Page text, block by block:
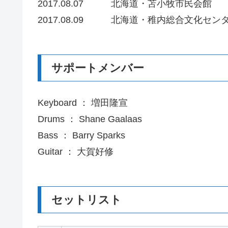
2017.08.07 北海道・苫小牧市民会館
2017.08.09 北海道・稚内総合文化セン
サポートメンバー
Keyboard ： 増田隆宣
Drums ： Shane Gaalaas
Bass ： Barry Sparks
Guitar ： 大賀好修
セットリスト